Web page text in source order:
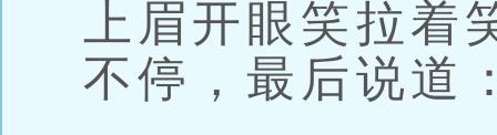
上眉开眼笑拉
不停，最后说道